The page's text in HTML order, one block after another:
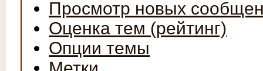
Просмотр новых
Оценка тем (рейтинг)
Опции темы